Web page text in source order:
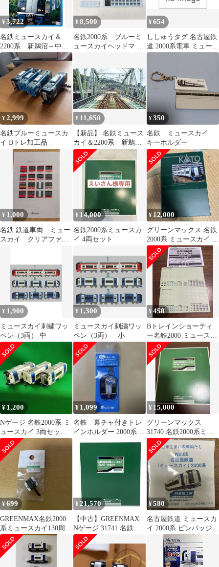
¥3,722
名鉄ミュースカイ＆
2200系 新鵜沼～中部
国際空港 / 中部国際空
港～名鉄岐 (中古品)
¥8,500
名鉄2000系 ブルーミ
ュースカイヘッドマー
¥654
ししゅうタグ 名古屋鉄
道 2000系電車 ミュース
カイ 【国際貿易
¥2,999
名鉄ブルーミュースカ
イ Bトレ加工品
¥ 11,650
【新品】 名鉄ミュース
カイ＆2200系 新鵜
沼〜中部国際空港 / 中
部国際空港〜名鉄岐阜
[Blu-ray] 9n2op2j
¥350
名鉄 ミュースカイ
キーホルダー
¥ 1,000
名鉄 鉄道車両 ミュー
スカイ クリアファイ
¥ 14,000
名鉄2000系ミュースカ
イ 4両セット
¥ 12,000
グリーンマックス 名鉄
2000系 ミュースカイ 4
両×3編成セット
¥ 1,900
ミュースカイ刺繍ワッ
ペン（3両） 中
¥ 1,300
ミュースカイ刺繍ワッ
ペン（3両） 小
¥450
Bトレインショーティ
ー名鉄2000 ミュースカ
イ 説明書ステッカーセ
ット
¥ 1,200
Nゲージ 名鉄2000系 ミ
ュースカイ 3両セッ
ト bトレ ショーテ
ィ バンダイ
¥ 1,099
名鉄 幕チャ付きトレ
インホルダー 2000系ミ
ュースカイ
¥ 15,000
グリーンマックス
31740 名鉄2000系ミュ
ースカイ（改造編成・
車番選択式）
¥699
GREENMAX名鉄2000
系ミュースカイ130周年
記念マーク貫通路開口
扉パーツ
¥ 21,570
【中古】GREENMAX
Nゲージ 31741 名鉄
2000系ミュースカイ(改
造編成・車番選択式)4
両編成セット(動力無
し) 鉄道模型[10]
¥580
名古屋鉄道 ミュースカ
イ 2000系 ピンバッジ
日車夢工房